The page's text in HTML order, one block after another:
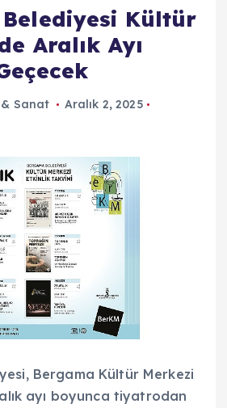
Kültür
Aralık Ayı
Sanat
Aralık 2, 2025
Bergama Kültür Merkezi
ayı boyunca tiyatrodan